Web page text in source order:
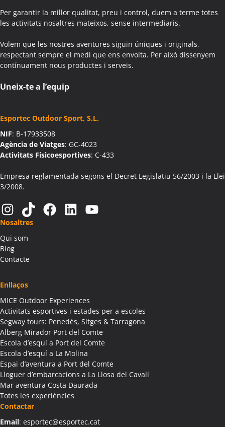
Per garantir la millor qualitat, preu i control, duem a terme totes
les activitats nosaltres mateixos, sense intermediaris.
Volem que les nostres aventures siguin úniques i originals,
respectant sempre el medi que ens envolta. Per això dissenyem
contínuament nous productes i serveis.
Uneix-te a l’equip
Esportec Outdoor Sport, S.L.
NIF: B-17933508
Agència de Viatges: GC-4023
Activitats Fisicoesportives: C-433
Empresa reglamentada segons el Decret Legislatiu 56/2003 i la Llei
3/2008.
Instagram TikTok Facebook LinkedIn YouTube
Nosaltres
Qui som
Blog
Contacte
Enllaços
MICE Outdoor Experiences
Activitats esportives i estades per a escoles
Segway tours: Penedès, Sitges & Tarragona
Alberg Mirador Port del Comte
Escola d’esquí a Port del Comte
Escola d’esquí a La Molina
Espai d’aventura a Port del Comte
Lloguer d’embarcacions a La Llosa del Cavall
Mar aventura Costa Daurada
Totes les experiències
Contactar
Email: esportec@esportec.cat